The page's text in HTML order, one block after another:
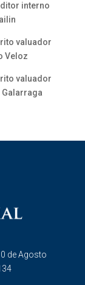
interno
valuador
Veloz
valuador
de Agosto